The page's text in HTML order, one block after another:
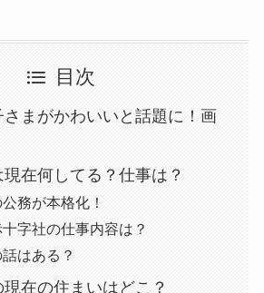
目次
まがかわいいと話題に！画
在何してる？仕事は？
務が本格化！
字社の仕事内容は？
はある？
在の住まいはどこ？